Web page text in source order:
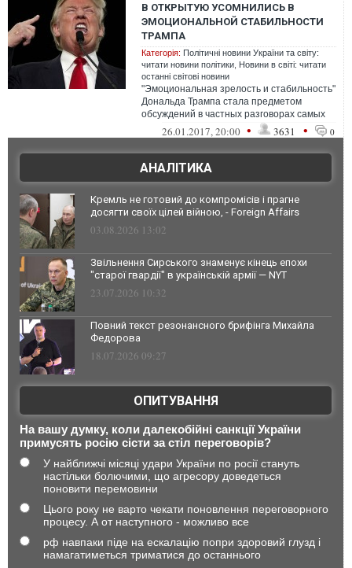
В ОТКРЫТУЮ УСОМНИЛИСЬ В
ЭМОЦИОНАЛЬНОЙ СТАБИЛЬНОСТИ
ТРАМПА
Категорія: Політичні новини України та світу:
читати новини політики Новини в світі: читати
останні світові новини
"Эмоциональная зрелость и стабильность"
Дональда Трампа стала предметом
обсуждений в частных разговорах самых
влиятельных членов его собственной
полит...
26.01.2017, 20:00 • 3631 • 0
АНАЛІТИКА
Кремль не готовий до компромісів і прагне
досягти своїх цілей війною, - Foreign Affairs
03.08.2026 13:02
Звільнення Сирського знаменує кінець епохи
"старої гвардії" в українській армії — NYT
23.07.2026 10:32
Повний текст резонансного брифінга Михайла
Федорова
18.07.2026 09:27
ОПИТУВАННЯ
На вашу думку, коли далекобійні санкції України
примусять росію сісти за стіл переговорів?
У найближчі місяці удари України по росії стануть
настільки болючими, що агресору доведеться
поновити перемовини
Цього року не варто чекати поновлення переговорного
процесу. А от наступного - можливо все
рф навпаки піде на ескалацію попри здоровий глузд і
намагатиметься триматися до останнього